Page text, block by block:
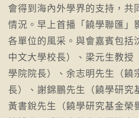
會得到海內外學界的支持，共
情況。早上首播「饒學聯匯」
各單位的風采。與會嘉賓包括
中文大學校長）、梁元生教授
學院院長）、余志明先生（饒
長）、謝錦鵬先生（饒學研究
黃書銳先生（饒學研究基金榮